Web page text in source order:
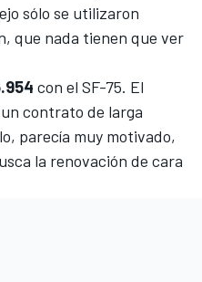
sólo se utilizaron
que nada tienen que ver
con el SF-75. El
contrato de larga
parecía muy motivado,
la renovación de cara